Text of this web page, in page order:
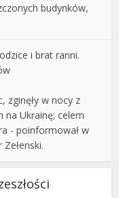
budynków,
i brat ranni.
zginęły w nocy z
na Ukrainę; celem
- poinformował w